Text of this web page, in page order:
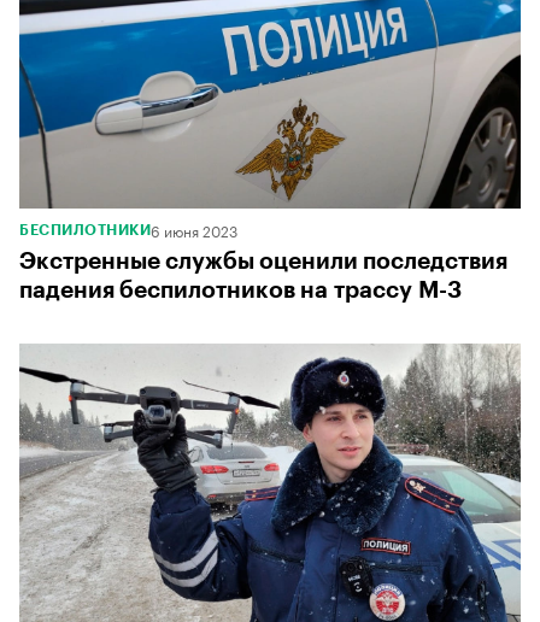
БЕСПИЛОТНИКИ6 июня 2023
Экстренные службы оценили последствия
падения беспилотников на трассу М-3